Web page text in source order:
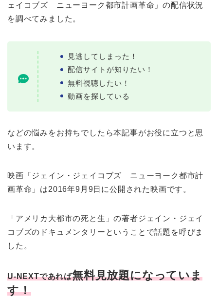
ェイコブズ ニューヨーク都市計画革命」の配信状況
を調べてみました。
見逃してしまった！
配信サイトが知りたい！
無料視聴したい！
動画を探している
などの悩みをお持ちでしたら本記事がお役に立つと思
います。
映画「ジェイン・ジェイコブズ ニューヨーク都市計
画革命」は2016年9月9日に公開された映画です。
「アメリカ大都市の死と生」の著者ジェイン・ジェイ
コブズのドキュメンタリーということで話題を呼びま
した。
U-NEXTであれば無料見放題になっていま
す！